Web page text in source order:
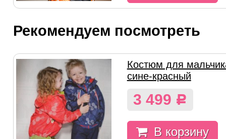
Рекомендуем посмотреть
Костюм для
сине-красный
3 499 Р
В корзину